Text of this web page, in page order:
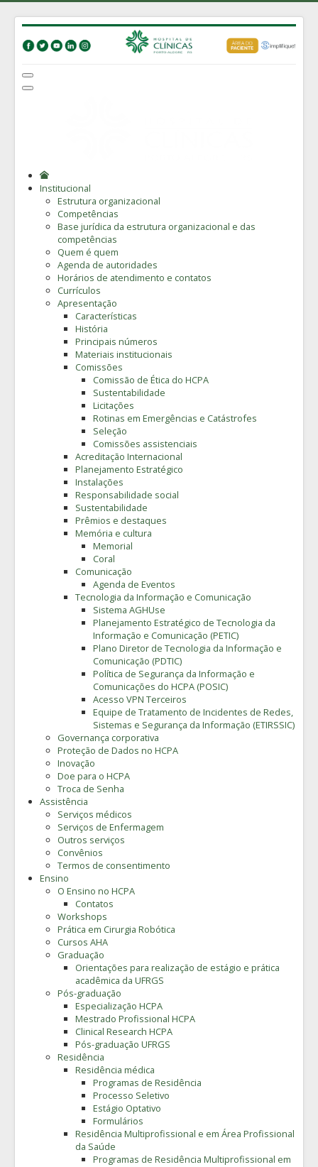
Institucional
Estrutura organizacional
Competências
Base jurídica da estrutura organizacional e das
competências
Quem é quem
Agenda de autoridades
Horários de atendimento e contatos
Currículos
Apresentação
Características
História
Principais números
Materiais institucionais
Comissões
Comissão de Ética do HCPA
Sustentabilidade
Licitações
Rotinas em Emergências e Catástrofes
Seleção
Comissões assistenciais
Acreditação Internacional
Planejamento Estratégico
Instalações
Responsabilidade social
Sustentabilidade
Prêmios e destaques
Memória e cultura
Memorial
Coral
Comunicação
Agenda de Eventos
Tecnologia da Informação e Comunicação
Sistema AGHUse
Planejamento Estratégico de Tecnologia da
Informação e Comunicação (PETIC)
Plano Diretor de Tecnologia da Informação e
Comunicação (PDTIC)
Política de Segurança da Informação e
Comunicações do HCPA (POSIC)
Acesso VPN Terceiros
Equipe de Tratamento de Incidentes de Redes,
Sistemas e Segurança da Informação (ETIRSSIC)
Governança corporativa
Proteção de Dados no HCPA
Inovação
Doe para o HCPA
Troca de Senha
Assistência
Serviços médicos
Serviços de Enfermagem
Outros serviços
Convênios
Termos de consentimento
Ensino
O Ensino no HCPA
Contatos
Workshops
Prática em Cirurgia Robótica
Cursos AHA
Graduação
Orientações para realização de estágio e prática
acadêmica da UFRGS
Pós-graduação
Especialização HCPA
Mestrado Profissional HCPA
Clinical Research HCPA
Pós-graduação UFRGS
Residência
Residência médica
Programas de Residência
Processo Seletivo
Estágio Optativo
Formulários
Residência Multiprofissional e em Área Profissional
da Saúde
Programas de Residência Multiprofissional em